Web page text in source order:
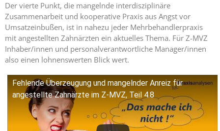
Der vierte Punkt, die mangelnde interdisziplinäre
Zusammenarbeit und kooperative Praxis aus Angst vor
Umsatzeinbußen, ist in nahezu jeder Mehrbehandlerpraxis
mit angestellten Zahnärzten ein aktuelles Thema. Für Z-MVZ
Inhaber/innen und personalverantwortliche Manager/innen
also einen lohnenswerten Blick wert.
Fehlende Überzeugung und mangelnder Anreiz für
angestellte Zahnärzte im Z-MVZ, Teil 4.8